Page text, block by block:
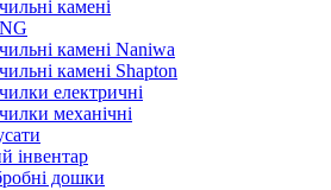
камені
камені Naniwa
камені Shapton
електричні
механічні
інвентар
дошки